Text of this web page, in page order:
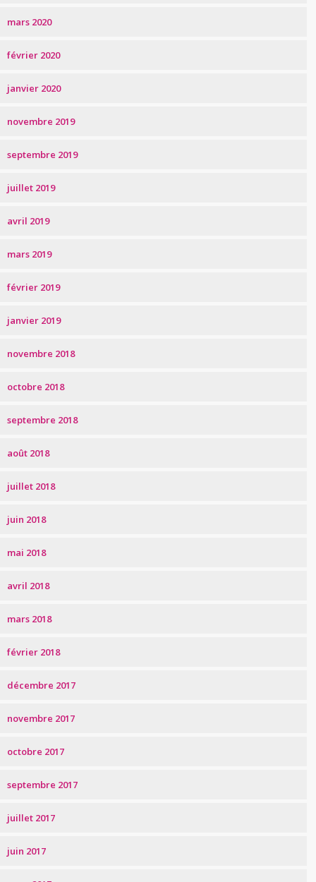
mars 2020
février 2020
janvier 2020
novembre 2019
septembre 2019
juillet 2019
avril 2019
mars 2019
février 2019
janvier 2019
novembre 2018
octobre 2018
septembre 2018
août 2018
juillet 2018
juin 2018
mai 2018
avril 2018
mars 2018
février 2018
décembre 2017
novembre 2017
octobre 2017
septembre 2017
juillet 2017
juin 2017